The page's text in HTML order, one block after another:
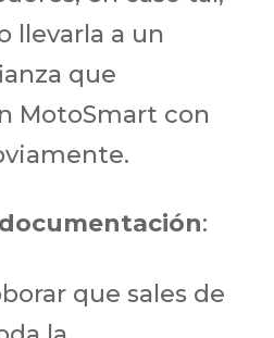
llevarla a un
que
MotoSmart con
:
que sales de